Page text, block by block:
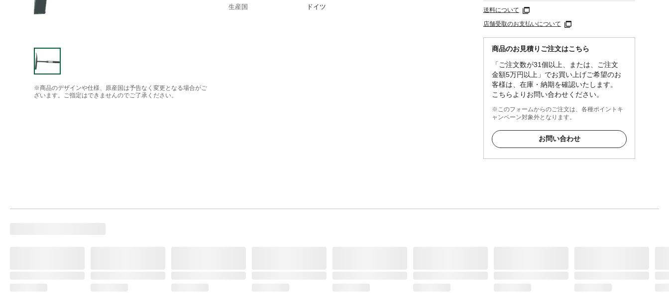
※商品のデザインや仕様、原産国は予告なく変更となる場合がご
ざいます。ご指定はできませんのでご了承ください。
送料について
店舗受取のお支払いについて
商品のお見積りご注文はこちら
「ご注文数が31個以上、または、ご注文
金額5万円以上」でお買い上げご希望のお
客様は、在庫・納期を確認いたします。
こちらよりお問い合わせください。
※このフォームからのご注文は、各種ポイントキ
ャンペーン対象外となります。
お問い合わせ
生産国
ドイツ